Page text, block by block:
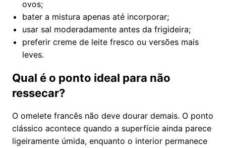
ovos;
bater a mistura apenas até incorporar;
usar sal moderadamente antes da frigideira;
preferir creme de leite fresco ou versões mais
leves.
Qual é o ponto ideal para não
ressecar?
O omelete francês não deve dourar demais. O ponto
clássico acontece quando a superfície ainda parece
ligeiramente úmida, enquanto o interior permanece